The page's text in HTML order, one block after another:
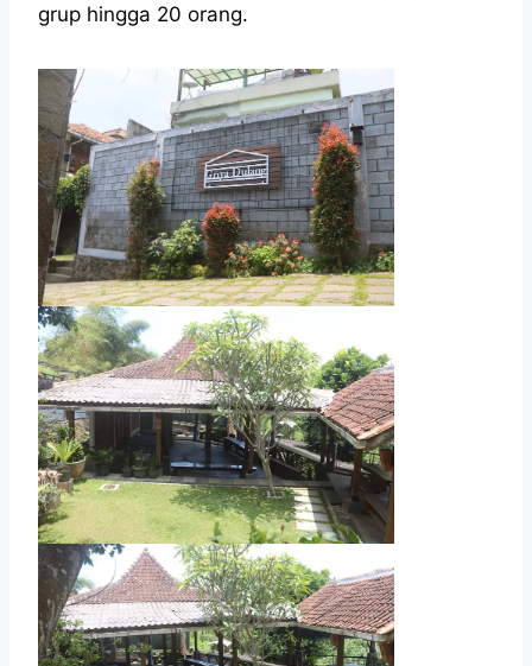
grup hingga 20 orang.